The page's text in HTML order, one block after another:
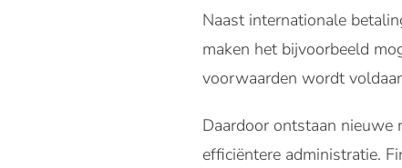
Naast internationale
maken het bijvoorbeeld
voorwaarden wordt
Daardoor ontstaan nieuwe
efficiëntere administratie.